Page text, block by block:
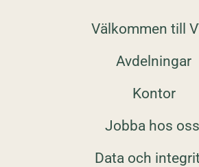
Välkommen till
Avdelningar
Kontor
Jobba hos
Data och